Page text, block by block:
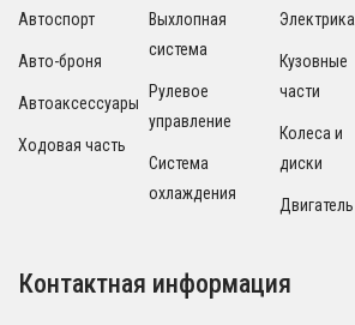
Автоспорт
Авто-броня
Автоаксессуары
Ходовая часть
Выхлопная
система
Рулевое
управление
Система
охлаждения
Электрика
Кузовные
части
Колеса и
диски
Двигатель
Контактная информация